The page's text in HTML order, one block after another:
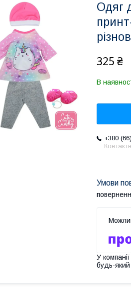
Одяг
325 ₴
В
+380
У
будь-